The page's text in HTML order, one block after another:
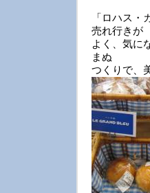
「ロハス
売れ行きが
よく、気に
まぬ
つくりで、